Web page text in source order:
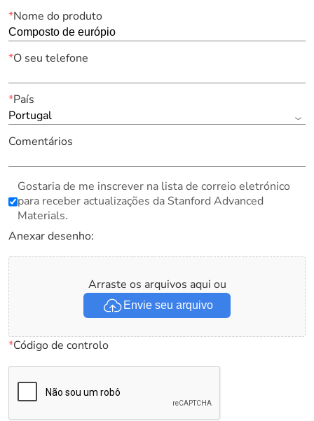
*Nome do produto
*O seu telefone
*País
Portugal
Comentários
Gostaria de me inscrever na lista de correio eletrónico
para receber actualizações da Stanford Advanced
Materials.
Anexar desenho:
Arraste os arquivos aqui ou
Envie seu arquivo
*Código de controlo